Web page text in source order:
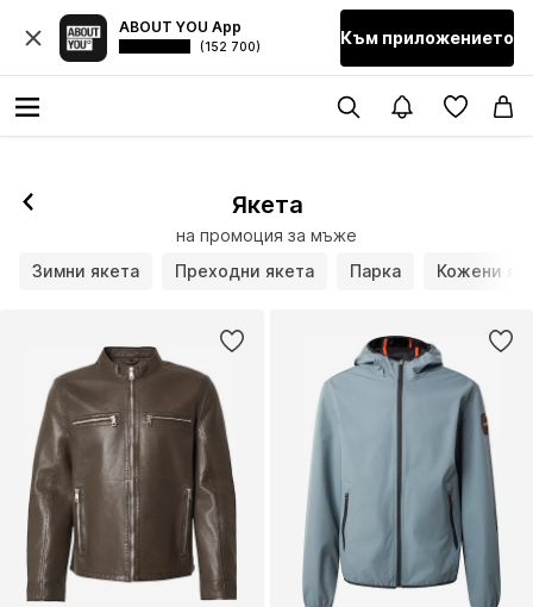
ABOUT YOU App
(152 700) Към приложението
Якета
на промоция за мъже
Зимни якета
Преходни якета Парка Кожени